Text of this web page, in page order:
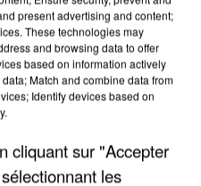
present advertising and content;
These technologies may
and browsing data to offer
based on information actively
Match and combine data from
Identify devices based on
cliquant sur "Accepter
les